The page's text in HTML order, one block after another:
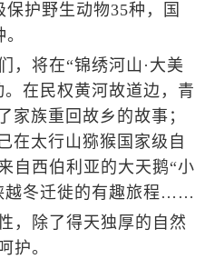
护野生动物35种，国
将在“锦绣河山·大美
在民权黄河故道边，青
家族重回故乡的故事；
在太行山猕猴国家级自
自西伯利亚的大天鹅“小
越冬迁徙的有趣旅程……
除了得天独厚的自然
护。